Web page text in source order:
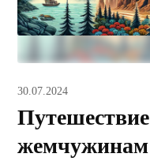
30.07.2024
жемчужинам